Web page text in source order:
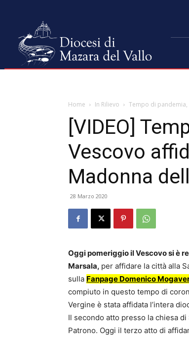
Home In Rilievo Tempo di pandemia,
[VIDEO]
Vescovo
Madonna
28 Marzo 2020
Oggi pomeriggio il Vescovo si è
Marsala, per affidare la città alla
sulla Fanpage Domenico
compiuto in questo tempo di
Vergine è stata affidata l’intera
Il secondo atto presso la chiesa
Patrono. Oggi il terzo atto di